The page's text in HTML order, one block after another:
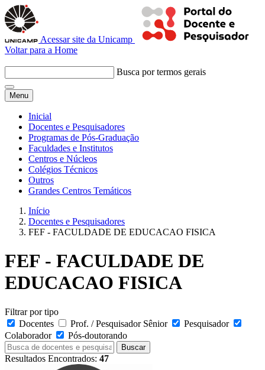
Acessar site da Unicamp
Voltar para a Home
Busca por termos gerais
Menu
Inicial
Docentes e Pesquisadores
Programas de Pós-Graduação
Faculdades e Institutos
Centros e Núcleos
Colégios Técnicos
Outros
Grandes Centros Temáticos
Início
Docentes e Pesquisadores
FEF - FACULDADE DE EDUCACAO FISICA
FEF - FACULDADE DE
EDUCACAO FISICA
Filtrar por tipo
Docentes
Prof. / Pesquisador Sênior
Pesquisador
Colaborador
Pós-doutorando
Buscar
Resultados Encontrados: 47